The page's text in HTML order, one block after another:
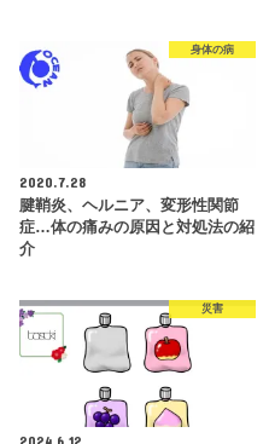
身体の病
2020.7.28
腱鞘炎、ヘルニア、変形性関節
症…体の痛みの原因と対処法の紹
介
災害
2024.6.12